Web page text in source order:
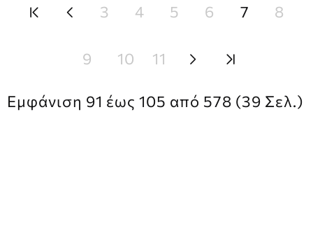
3 4 5 6 7 8
9 10 11
Εμφάνιση 91 έως 105 από 578 (39 Σελ.)